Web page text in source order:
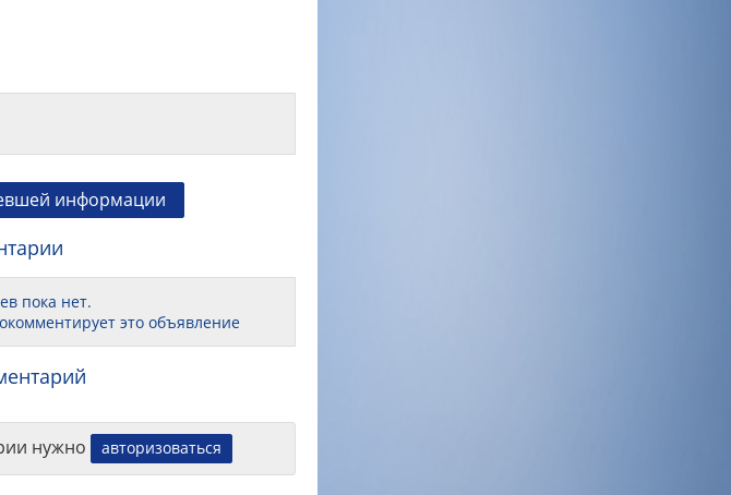
информации
пока нет.
это объявление
нужно авторизоваться